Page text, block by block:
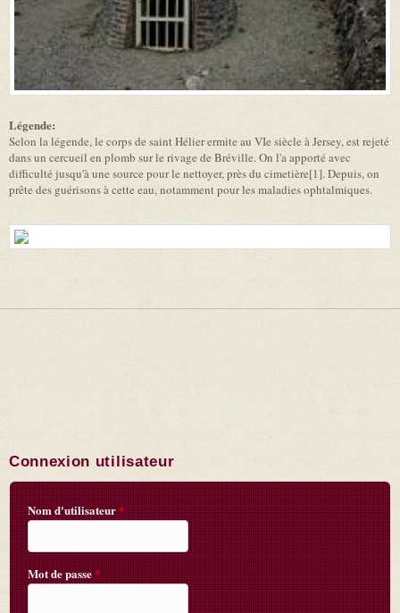
Légende:
Selon la légende, le corps de saint Hélier ermite au VIe siècle à Jersey, est rejeté
dans un cercueil en plomb sur le rivage de Bréville. On l'a apporté avec
difficulté jusqu'à une source pour le nettoyer, près du cimetière[1]. Depuis, on
prête des guérisons à cette eau, notamment pour les maladies ophtalmiques.
Connexion utilisateur
Nom d'utilisateur*
Mot de passe*